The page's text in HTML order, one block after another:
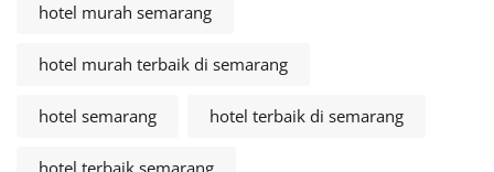
hotel murah semarang
hotel murah terbaik di semarang
hotel semarang hotel terbaik di semarang